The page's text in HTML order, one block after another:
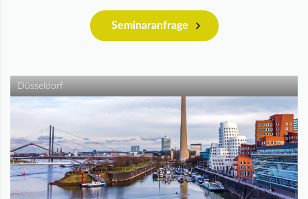
Seminaranfrage
Düsseldorf